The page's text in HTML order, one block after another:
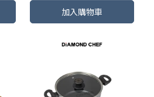
加入購物車